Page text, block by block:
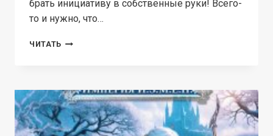
брать инициативу в собственные руки! Всего-
то и нужно, что…
ЧИТАТЬ МАГ
НЕУГОМОННОЕ
СЧАСТЬЕ